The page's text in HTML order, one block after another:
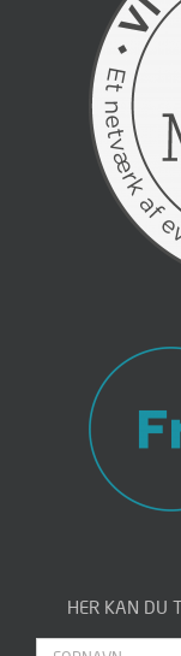
HER KAN DU